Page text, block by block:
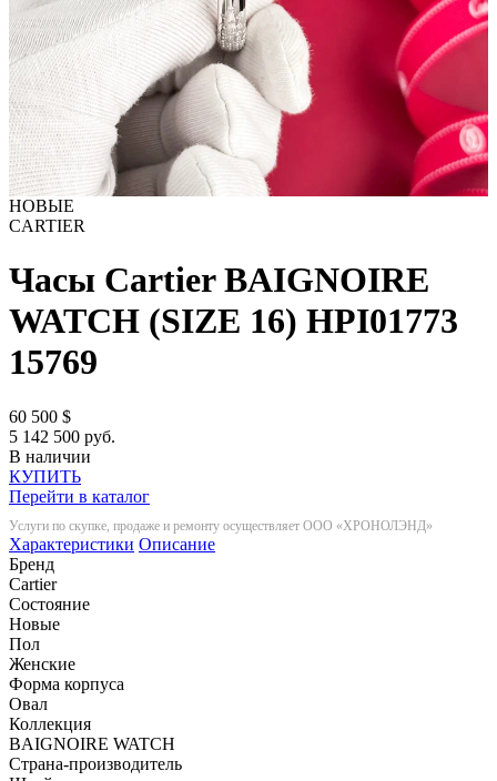
НОВЫЕ
CARTIER
Часы Cartier BAIGNOIRE
WATCH (SIZE 16) HPI01773
15769
60 500 $
5 142 500 руб.
В наличии
КУПИТЬ
Перейти в каталог
Услуги по скупке, продаже и ремонту осуществляет ООО «ХРОНОЛЭНД»
Характеристики Описание
Бренд
Cartier
Состояние
Новые
Пол
Женские
Форма корпуса
Овал
Коллекция
BAIGNOIRE WATCH
Страна-производитель